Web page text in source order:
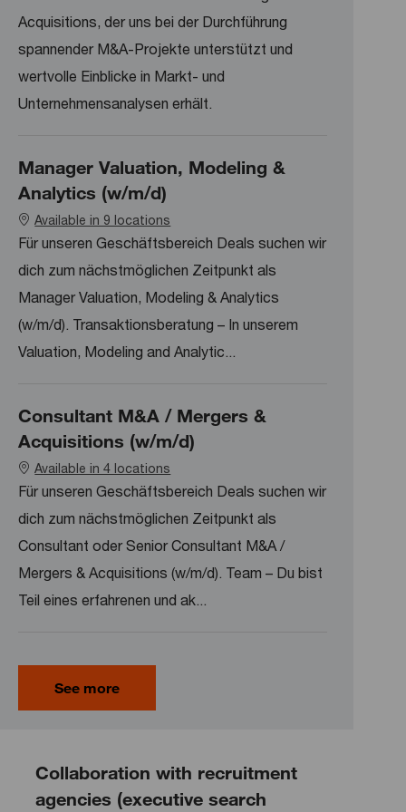
Acquisitions, der uns bei der Durchführung
spannender M&A-Projekte unterstützt und
wertvolle Einblicke in Markt- und
Unternehmensanalysen erhält.
Manager Valuation, Modeling &
Analytics (w/m/d)
Available in 9 locations
Für unseren Geschäftsbereich Deals suchen wir
dich zum nächstmöglichen Zeitpunkt als
Manager Valuation, Modeling & Analytics
(w/m/d). Transaktionsberatung – In unserem
Valuation, Modeling and Analytic...
Consultant M&A / Mergers &
Acquisitions (w/m/d)
Available in 4 locations
Für unseren Geschäftsbereich Deals suchen wir
dich zum nächstmöglichen Zeitpunkt als
Consultant oder Senior Consultant M&A /
Mergers & Acquisitions (w/m/d). Team – Du bist
Teil eines erfahrenen und ak...
See more
Collaboration with recruitment
agencies (executive search